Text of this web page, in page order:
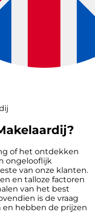
of het ontdekken
ongelooflijk
van onze klanten.
en talloze factoren
van het best
is de vraag
hebben de prijzen